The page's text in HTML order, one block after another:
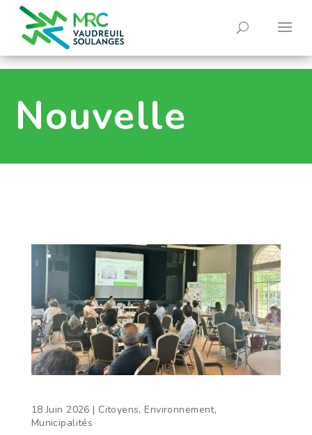
Nouvelle
18 Juin 2026 | Citoyens,Environnement,
Municipalités